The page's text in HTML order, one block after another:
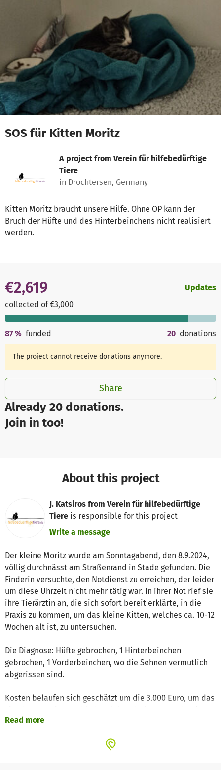
SOS für Kitten Moritz
A project from Verein für hilfebedürftige
Tiere
in Drochtersen, Germany
Kitten Moritz braucht unsere Hilfe. Ohne OP kann der
Bruch der Hüfte und des Hinterbeinchens nicht realisiert
werden.
Already 20 donations.
Join in too!
€2,619
collected of €3,000
Updates
87% funded 20 donations
The project cannot receive donations anymore.
Share
About this project
J. Katsiros from Verein für hilfebedürftige
Tiere is responsible for this project
Write a message
Der kleine Moritz wurde am Sonntagabend, den 8.9.2024,
völlig durchnässt am Straßenrand in Stade gefunden. Die
Finderin versuchte, den Notdienst zu erreichen, der leider
um diese Uhrzeit nicht mehr tätig war. In ihrer Not rief sie
ihre Tierärztin an, die sich sofort bereit erklärte, in die
Praxis zu kommen, um das kleine Kitten, welches ca. 10-12
Wochen alt ist, zu untersuchen.
Die Diagnose: Hüfte gebrochen, 1 Hinterbeinchen
gebrochen, 1 Vorderbeinchen, wo die Sehnen vermutlich
abgerissen sind.
Kosten belaufen sich geschätzt um die 3.000 Euro, um das
danach sein Leben beginnen kann als Hauskatze.
Die Finderin kann diese Kosten natürlich nicht mal eben
Read more